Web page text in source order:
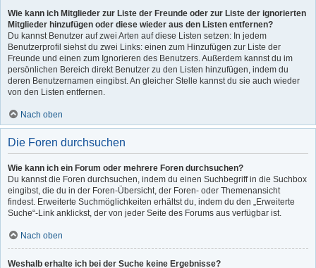
Wie kann ich Mitglieder zur Liste der Freunde oder zur Liste der ignorierten
Mitglieder hinzufügen oder diese wieder aus den Listen entfernen?
Du kannst Benutzer auf zwei Arten auf diese Listen setzen: In jedem
Benutzerprofil siehst du zwei Links: einen zum Hinzufügen zur Liste der
Freunde und einen zum Ignorieren des Benutzers. Außerdem kannst du im
persönlichen Bereich direkt Benutzer zu den Listen hinzufügen, indem du
deren Benutzernamen eingibst. An gleicher Stelle kannst du sie auch wieder
von den Listen entfernen.
Nach oben
Die Foren durchsuchen
Wie kann ich ein Forum oder mehrere Foren durchsuchen?
Du kannst die Foren durchsuchen, indem du einen Suchbegriff in die Suchbox
eingibst, die du in der Foren-Übersicht, der Foren- oder Themenansicht
findest. Erweiterte Suchmöglichkeiten erhältst du, indem du den „Erweiterte
Suche“-Link anklickst, der von jeder Seite des Forums aus verfügbar ist.
Nach oben
Weshalb erhalte ich bei der Suche keine Ergebnisse?